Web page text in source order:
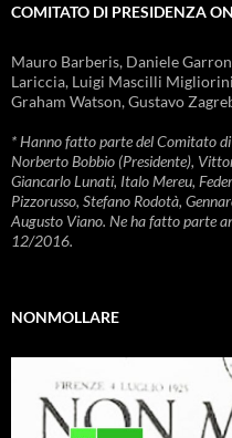
COMITATO DI PRESIDENZA
Mauro Barberis, Daniele
Lariccia, Luigi Mascilli
Graham Watson, Gustavo
* Hanno fatto parte del Comitato
Norberto Bobbio (Presidente),
Giancarlo Lunati, Italo Mereu,
Pizzorusso, Stefano Rodotà,
Augusto Viano. Ne ha fatto parte
12/2016.
NONMOLLARE